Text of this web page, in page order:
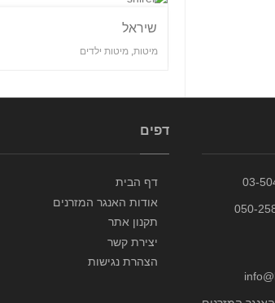
שיראל
מיטות, מיטות ילדים
דפים
דף הבית
אודות האנגר המזרנים
תקנון אתר
יצירת קשר
הצהרת נגישות